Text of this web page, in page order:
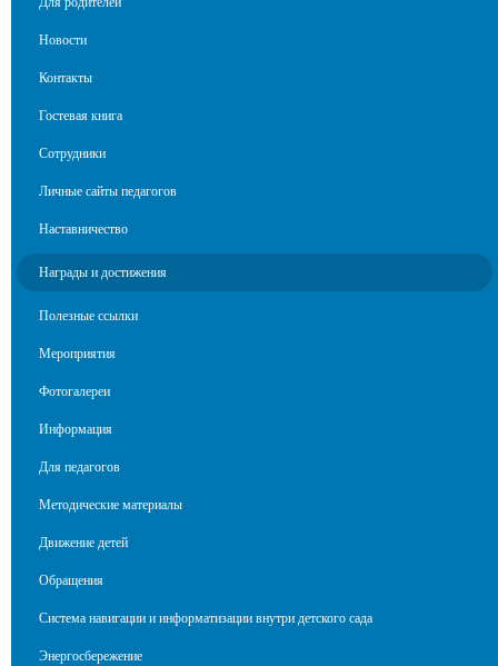
Новости
Контакты
Гостевая книга
Сотрудники
Личные сайты педагогов
Наставничество
Награды и достижения
Полезные ссылки
Мероприятия
Фотогалереи
Информация
Для педагогов
Методические материалы
Движение детей
Обращения
Система навигации и информатизации внутри детского сада
Энергосбережение